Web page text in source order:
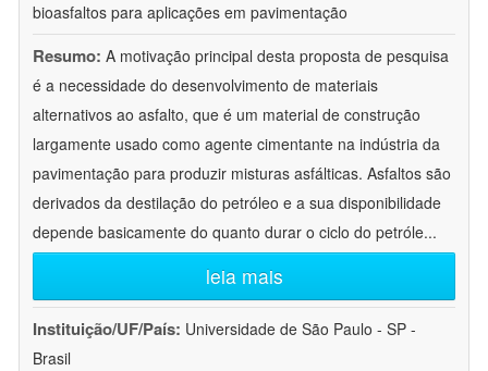
bioasfaltos para aplicações em pavimentação
Resumo: A motivação principal desta proposta de pesquisa
é a necessidade do desenvolvimento de materiais
alternativos ao asfalto, que é um material de construção
largamente usado como agente cimentante na indústria da
pavimentação para produzir misturas asfálticas. Asfaltos são
derivados da destilação do petróleo e a sua disponibilidade
depende basicamente do quanto durar o ciclo do petróle...
leia mais
Instituição/UF/País: Universidade de São Paulo - SP -
Brasil